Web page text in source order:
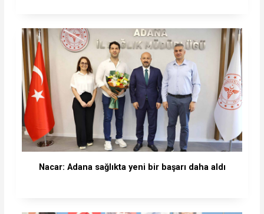
Nacar: Adana sağlıkta yeni bir başarı daha aldı